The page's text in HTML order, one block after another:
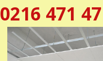
0216 471